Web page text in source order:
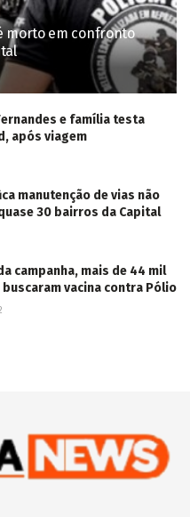
morto em confronto
e família testa
após viagem
manutenção de vias não
30 bairros da Capital
campanha, mais de 44 mil
vacina contra Pólio